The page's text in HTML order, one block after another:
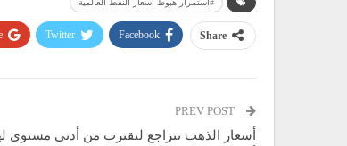
#استمرار هبوط أسعار النفط العالمية
Share
Facebook
Twitter